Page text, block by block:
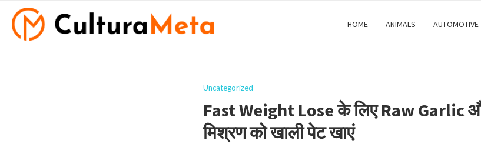
HOME ANIMALS AUTOMOTIVE
Uncategorized
Fast Weight Lose के लिए Raw Garlic
मिश्रण को खाली पेट खाएं